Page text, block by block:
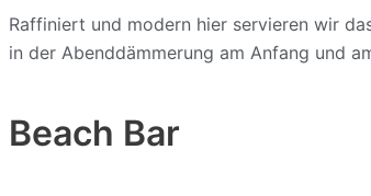
Raffiniert und modern hier servieren wir
in der Abenddämmerung am Anfang und
Beach Bar